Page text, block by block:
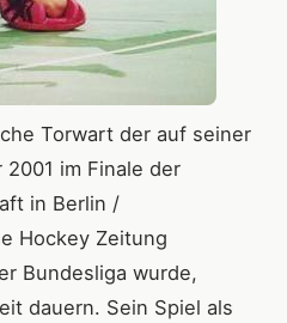
Torwart der auf seiner
im Finale der
in Berlin /
Hockey Zeitung
Bundesliga wurde,
dauern. Sein Spiel als